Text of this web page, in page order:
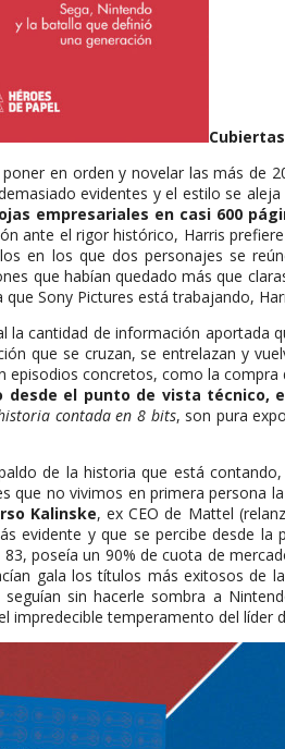
en orden y novelar las más de
evidentes y el estilo se
empresariales en casi 600
ante el rigor histórico, Harris
en los que dos personajes se
que habían quedado más que
Sony Pictures está trabajando,
cantidad de información
que se cruzan, se entrelazan y
concretos, como la
desde el punto de vista
contada en 8 bits, son pura
de la historia que está
que no vivimos en primera
Kalinske, ex CEO de Mattel
evidente y que se percibe desde la
poseía un 90% de cuota de
gala los títulos más exitosos de
sin hacerle sombra a
temperamento del líder